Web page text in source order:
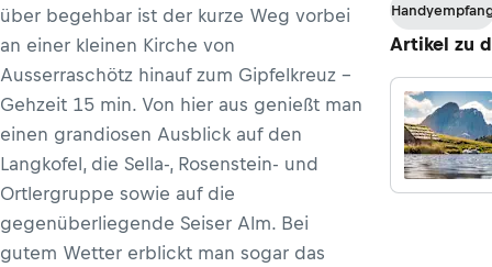
über begehbar ist der kurze Weg vorbei
an einer kleinen Kirche von
Ausserraschötz hinauf zum Gipfelkreuz –
Gehzeit 15 min. Von hier aus genießt man
einen grandiosen Ausblick auf den
Langkofel, die Sella-, Rosenstein- und
Ortlergruppe sowie auf die
gegenüberliegende Seiser Alm. Bei
gutem Wetter erblickt man sogar das
Artikel zu